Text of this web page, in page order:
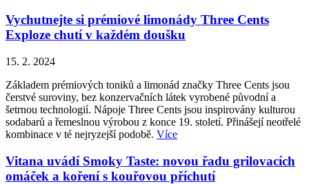
Vychutnejte si prémiové limonády Three Cents
Exploze chutí v každém doušku
15. 2. 2024
Základem prémiových toniků a limonád značky Three Cents jsou
čerstvé suroviny, bez konzervačních látek vyrobené původní a
šetrnou technologií. Nápoje Three Cents jsou inspirovány kulturou
sodabarů a řemeslnou výrobou z konce 19. století. Přinášejí neotřelé
kombinace v té nejryzejší podobě. Více
Vitana uvádí Smoky Taste: novou řadu grilovacích
omáček a koření s kouřovou příchutí